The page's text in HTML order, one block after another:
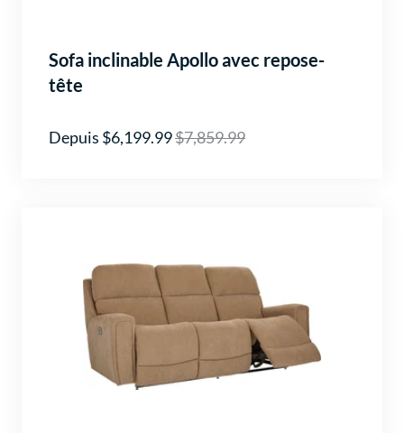
Sofa inclinable Apollo avec repose-
tête
Depuis $6,199.99$7,859.99